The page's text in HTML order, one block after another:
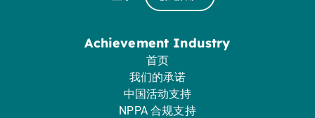
Achievement Industry
首页
我们的承诺
中国活动支持
NPPA 合规支持